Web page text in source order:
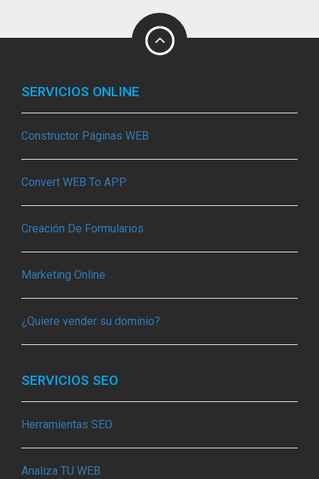
SERVICIOS ONLINE
Constructor Páginas WEB
Convert WEB To APP
Creación De Formularios
Marketing Online
¿Quiere vender su dominio?
SERVICIOS SEO
Herramientas SEO
Analiza TU WEB